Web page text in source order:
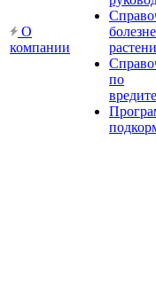
О
компании
по